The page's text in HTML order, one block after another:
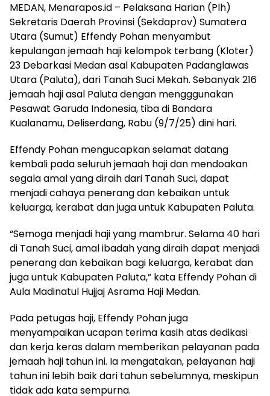
MEDAN, Menarapos.id – Pelaksana Harian (Plh)
Sekretaris Daerah Provinsi (Sekdaprov) Sumatera
Utara (Sumut) Effendy Pohan menyambut
kepulangan jemaah haji kelompok terbang (Kloter)
23 Debarkasi Medan asal Kabupaten Padanglawas
Utara (Paluta), dari Tanah Suci Mekah. Sebanyak 216
jemaah haji asal Paluta dengan mengggunakan
Pesawat Garuda Indonesia, tiba di Bandara
Kualanamu, Deliserdang, Rabu (9/7/25) dini hari.
Effendy Pohan mengucapkan selamat datang
kembali pada seluruh jemaah haji dan mendoakan
segala amal yang diraih dari Tanah Suci, dapat
menjadi cahaya penerang dan kebaikan untuk
keluarga, kerabat dan juga untuk Kabupaten Paluta.
“Semoga menjadi haji yang mambrur. Selama 40 hari
di Tanah Suci, amal ibadah yang diraih dapat menjadi
penerang dan kebaikan bagi keluarga, kerabat dan
juga untuk Kabupaten Paluta,” kata Effendy Pohan di
Aula Madinatul Hujjaj Asrama Haji Medan.
Pada petugas haji, Effendy Pohan juga
menyampaikan ucapan terima kasih atas dedikasi
dan kerja keras dalam memberikan pelayanan pada
jemaah haji tahun ini. Ia mengatakan, pelayanan haji
tahun ini lebih baik dari tahun sebelumnya, meskipun
tidak ada kata sempurna.